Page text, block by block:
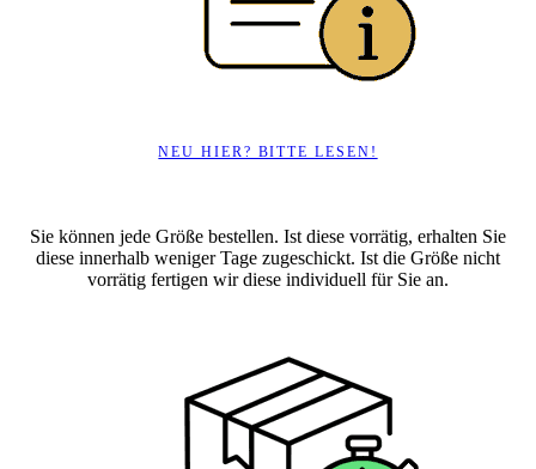
NEU HIER? BITTE LESEN!
Sie können jede Größe bestellen. Ist diese vorrätig, erhalten Sie
diese innerhalb weniger Tage zugeschickt. Ist die Größe nicht
vorrätig fertigen wir diese individuell für Sie an.